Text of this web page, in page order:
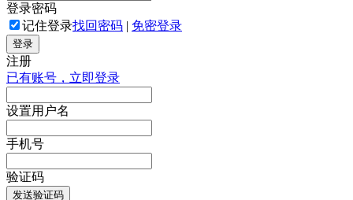
登录密码
记住登录找回密码 | 免密登录
登录
注册
已有账号，立即登录
设置用户名
手机号
验证码
发送验证码